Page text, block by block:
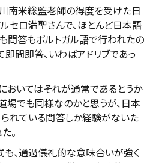
南米総監老師の得度を受けた日
セロ満聖さんで、ほとんど日本語
問答もポルトガル語で行われたの
即問即答、いわばアドリブであっ
おいてはそれが通常であるとうか
場でも同様なのかと思うが、日本
れている問答しか経験がないた
。
、通過儀礼的な意味合いが強く